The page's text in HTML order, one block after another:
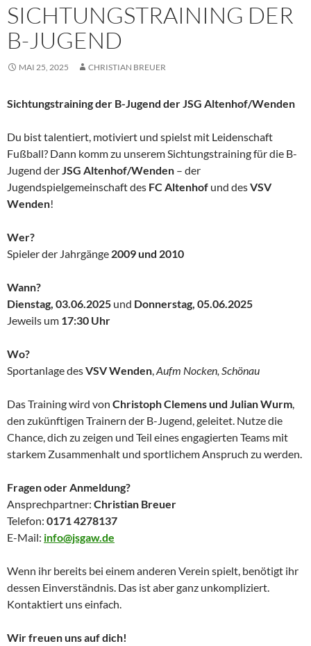
SICHTUNGSTRAINING DER
B-JUGEND
MAI 25, 2025 CHRISTIAN BREUER
Sichtungstraining der B-Jugend der JSG Altenhof/Wenden
Du bist talentiert, motiviert und spielst mit Leidenschaft
Fußball? Dann komm zu unserem Sichtungstraining für die B-
Jugend derJSG Altenhof/Wenden – der
Jugendspielgemeinschaft des FC Altenhof und desVSV
Wenden!
Wer?
Spieler der Jahrgänge 2009 und 2010
Wann?
Dienstag, 03.06.2025 und Donnerstag, 05.06.2025
Jeweils um 17:30 Uhr
Wo?
Sportanlage desVSV Wenden,Aufm Nocken, Schönau
Das Training wird von Christoph Clemens und Julian Wurm,
den zukünftigen Trainern der B-Jugend, geleitet. Nutze die
Chance, dich zu zeigen und Teil eines engagierten Teams mit
starkem Zusammenhalt und sportlichem Anspruch zu werden.
Fragen oder Anmeldung?
Ansprechpartner: Christian Breuer
Telefon: 0171 4278137
E-Mail: info@jsgaw.de
Wenn ihr bereits bei einem anderen Verein spielt, benötigt ihr
dessen Einverständnis. Das ist aber ganz unkompliziert.
Kontaktiert uns einfach.
Wir freuen uns auf dich!